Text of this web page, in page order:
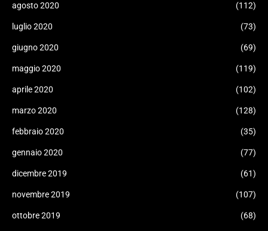
agosto 2020 (112)
luglio 2020 (73)
giugno 2020 (69)
maggio 2020 (119)
aprile 2020 (102)
marzo 2020 (128)
febbraio 2020 (35)
gennaio 2020 (77)
dicembre 2019 (61)
novembre 2019 (107)
ottobre 2019 (68)